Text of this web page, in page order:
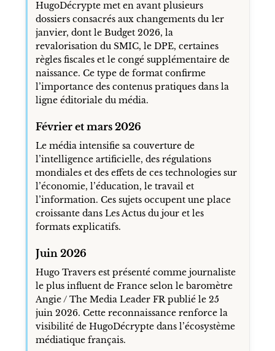
HugoDécrypte met en avant plusieurs
dossiers consacrés aux changements du 1er
janvier, dont le Budget 2026, la
revalorisation du SMIC, le DPE, certaines
règles fiscales et le congé supplémentaire de
naissance. Ce type de format confirme
l’importance des contenus pratiques dans la
ligne éditoriale du média.
Février et mars 2026
Le média intensifie sa couverture de
l’intelligence artificielle, des régulations
mondiales et des effets de ces technologies sur
l’économie, l’éducation, le travail et
l’information. Ces sujets occupent une place
croissante dans Les Actus du jour et les
formats explicatifs.
Juin 2026
Hugo Travers est présenté comme journaliste
le plus influent de France selon le baromètre
Angie / The Media Leader FR publié le 25
juin 2026. Cette reconnaissance renforce la
visibilité de HugoDécrypte dans l’écosystème
médiatique français.